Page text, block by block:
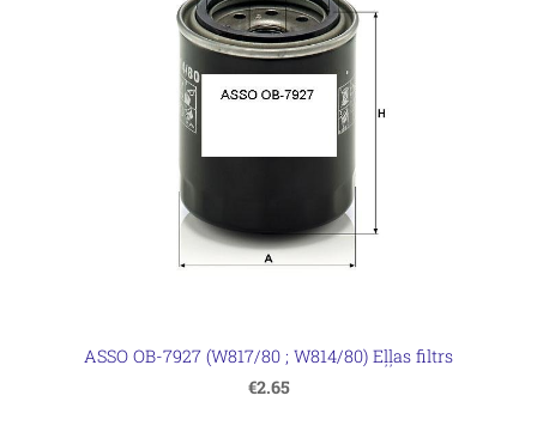
ASSO OB-7927 (W817/80 ; W814/80) Eļļas filtrs
€2.65